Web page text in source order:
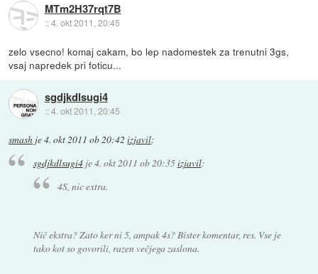
MTm2H37rqt7B
::4. okt 2011, 20:45
zelo vsecno! komaj cakam, bo lep nadomestek za trenutni 3gs,
vsaj napredek pri foticu...
sgdjkdlsugi4
::4. okt 2011, 20:45
smash je4. okt 2011 ob 20:42 izjavil:
sgdjkdlsugi4je4. okt 2011 ob 20:35izjavil:
4S, nic extra.
Nič ekstra? Zato ker ni 5, ampak 4s? Bister komentar, res. Vse je
tako kot so govorili, razen večjega zaslona.